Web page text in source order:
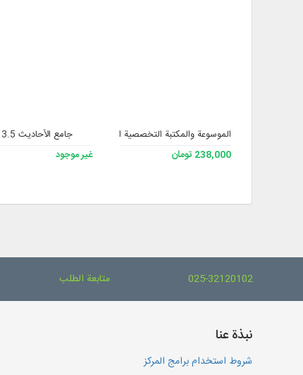
الموسوعة والمكتبة التخصصية الشاملة للفقه 3
238,000 تومان
جامع الأحاديث 3.5
غير موجود
025-32120102 متابعة الطلب
نبذة عنا
شروط استخدام برامج المركز